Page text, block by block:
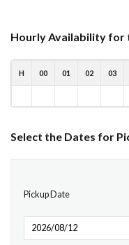
Hourly Availability for
H 00 01 02 03
Select the Dates for
Pickup Date